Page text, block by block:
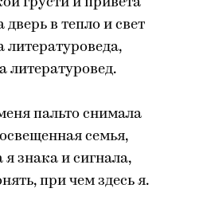
дверь в тепло и свет
литературоведа,
литературовед.
пальто снимала
семья,
знака и сигнала,
при чем здесь я.